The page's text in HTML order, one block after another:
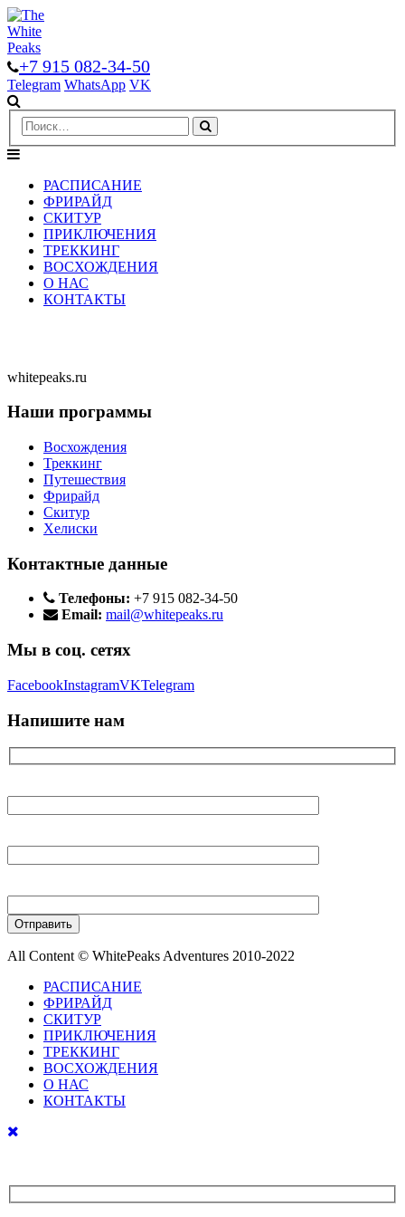
+7 915 082-34-50
Telegram WhatsApp VK
РАСПИСАНИЕ
ФРИРАЙД
СКИТУР
ПРИКЛЮЧЕНИЯ
ТРЕККИНГ
ВОСХОЖДЕНИЯ
О НАС
КОНТАКТЫ
whitepeaks.ru
Наши программы
Восхождения
Треккинг
Путешествия
Фрирайд
Скитур
Хелиски
Контактные данные
Телефоны: +7 915 082-34-50
Email: mail@whitepeaks.ru
Мы в соц. сетях
FacebookInstagramVKTelegram
Напишите нам
All Content © WhitePeaks Adventures 2010-2022
РАСПИСАНИЕ
ФРИРАЙД
СКИТУР
ПРИКЛЮЧЕНИЯ
ТРЕККИНГ
ВОСХОЖДЕНИЯ
О НАС
КОНТАКТЫ